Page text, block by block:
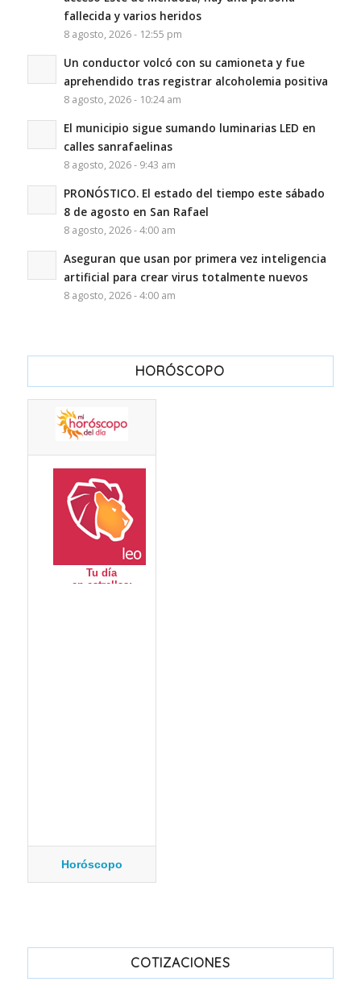
fallecida y varios heridos
8 agosto, 2026 - 12:55 pm
Un conductor volcó con su camioneta y fue
aprehendido tras registrar alcoholemia positiva
8 agosto, 2026 - 10:24 am
El municipio sigue sumando luminarias LED en
calles sanrafaelinas
8 agosto, 2026 - 9:43 am
PRONÓSTICO. El estado del tiempo este sábado
8 de agosto en San Rafael
8 agosto, 2026 - 4:00 am
Aseguran que usan por primera vez inteligencia
artificial para crear virus totalmente nuevos
8 agosto, 2026 - 4:00 am
HORÓSCOPO
Horóscopo
COTIZACIONES